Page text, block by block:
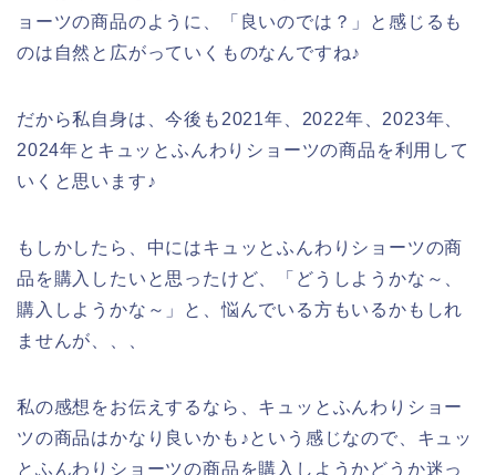
ョーツの商品のように、「良いのでは？」と感じるも
のは自然と広がっていくものなんですね♪
だから私自身は、今後も2021年、2022年、2023年、
2024年とキュッとふんわりショーツの商品を利用して
いくと思います♪
もしかしたら、中にはキュッとふんわりショーツの商
品を購入したいと思ったけど、「どうしようかな～、
購入しようかな～」と、悩んでいる方もいるかもしれ
ませんが、、、
私の感想をお伝えするなら、キュッとふんわりショー
ツの商品はかなり良いかも♪という感じなので、キュッ
とふんわりショーツの商品を購入しようかどうか迷っ